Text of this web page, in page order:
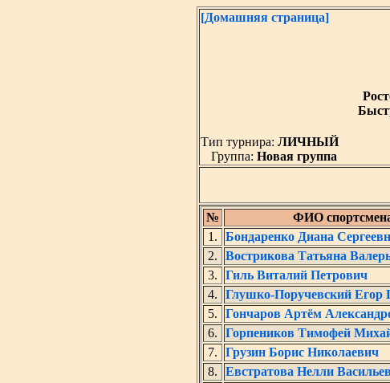
[Домашняя страница]
Тип турнира: ЛИЧНЫЙ
Группа: Новая группа
№ ФИО
1.
Бондаренко Диана
2.
Вострикова Татьяна
3.
Гиль Виталий Петрович
4.
Глушко-Поручевский Егор
5.
Гончаров Артём
6.
Горпеников Тимофей
7.
Грузин Борис Николаевич
8.
Евстратова Нелли